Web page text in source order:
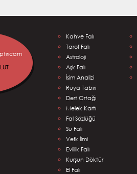
Kafamdaki çoğu sorunlar
giderildi teşekkür ederim yine
geleceğim fal baktırmaya.
Gizemli Mehmet
Kahve Falı
Tarof Falı
Astroloji
Aşk Falı
İsim Analizi
Rüya Tabiri
Dert Ortağı
Melek Kartı
Fal Sözlüğü
Su Falı
Vefk İlmi
Evlilik Falı
Kurşun Döktür
El Falı